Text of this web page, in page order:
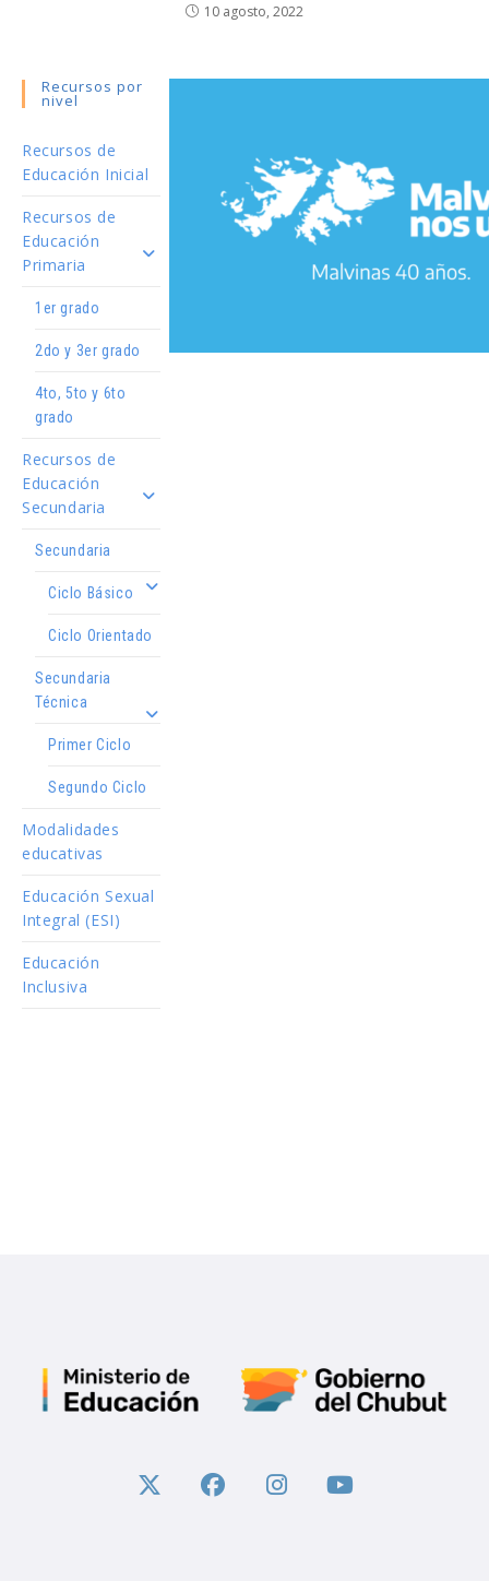
10 agosto, 2022
Recursos por
nivel
Recursos de
Educación Inicial
Recursos de
Educación
Primaria
1er grado
2do y 3er grado
4to, 5to y 6to
grado
Recursos de
Educación
Secundaria
Secundaria
Ciclo Básico
Ciclo Orientado
Secundaria
Técnica
Primer Ciclo
Segundo Ciclo
Modalidades
educativas
Educación Sexual
Integral (ESI)
Educación
Inclusiva